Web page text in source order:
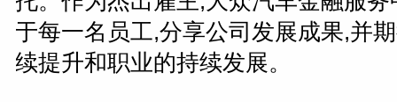
于每一名员工,分享公司发展成果,并
续提升和职业的持续发展。